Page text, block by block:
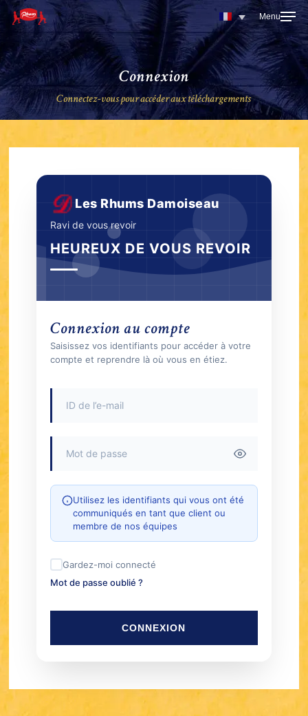
Skip
main
content
Connexion
Connectez-vous pour accéder aux téléchargements
Les Rhums Damoiseau
Ravi de vous revoir
HEUREUX DE VOUS REVOIR
Connexion au compte
Saisissez vos identifiants pour accéder à votre
compte et reprendre là où vous en étiez.
Utilisez les identifiants qui vous ont été
communiqués en tant que client ou
membre de nos équipes
Gardez-moi connecté
Mot de passe oublié ?
CONNEXION